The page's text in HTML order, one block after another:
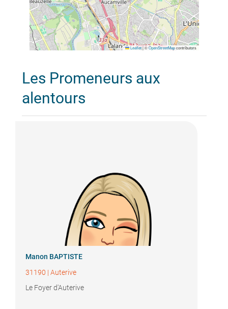
Leaflet |©OpenStreetMapcontributors
Les Promeneurs aux
alentours
Manon BAPTISTE
31190 | Auterive
Le Foyer d'Auterive